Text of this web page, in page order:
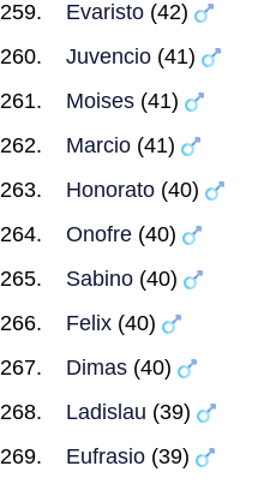
Evaristo (42)
Juvencio (41)
Moises (41)
Marcio (41)
Honorato (40)
Onofre (40)
Sabino (40)
Felix (40)
Dimas (40)
Ladislau (39)
Eufrasio (39)